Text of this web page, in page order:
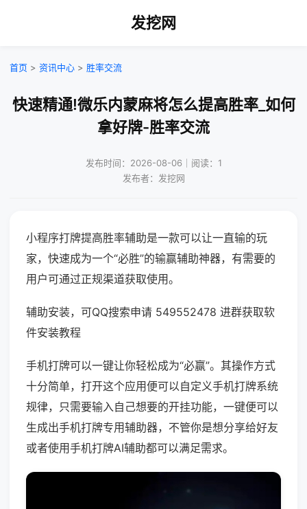
发挖网
首页 > 资讯中心 > 胜率交流
快速精通!微乐内蒙麻将怎么提高胜率_如何
拿好牌-胜率交流
发布时间：2026-08-06｜阅读：1
发布者：发挖网
小程序打牌提高胜率辅助是一款可以让一直输的玩
家，快速成为一个“必胜”的输赢辅助神器，有需要的
用户可通过正规渠道获取使用。
辅助安装，可QQ搜索申请 549552478 进群获取软
件安装教程
手机打牌可以一键让你轻松成为“必赢”。其操作方式
十分简单，打开这个应用便可以自定义手机打牌系统
规律，只需要输入自己想要的开挂功能，一键便可以
生成出手机打牌专用辅助器，不管你是想分享给好友
或者使用手机打牌AI辅助都可以满足需求。